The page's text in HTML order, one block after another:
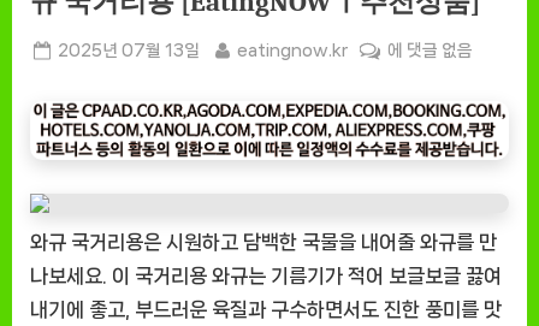
Posted
2025년 07월 13일 By
eatingnow.kr
[잇
나
우
ㅣ
상
품]
SAVOR
에 댓글 없음
와규 국거리용은 시원하고 담백한 국물을 내어줄 와규를 만
나보세요. 이 국거리용 와규는 기름기가 적어 보글보글 끓여
내기에 좋고, 부드러운 육질과 구수하면서도 진한 풍미를 맛